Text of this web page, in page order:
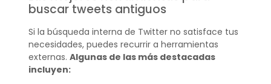
buscar tweets antiguos
Si la búsqueda interna de Twitter no satisface tus
necesidades, puedes recurrir a herramientas
externas. Algunas de las más destacadas
incluyen: